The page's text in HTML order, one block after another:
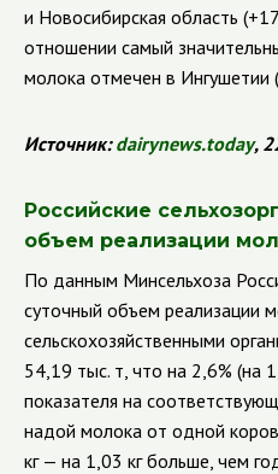
и Новосибирская область
отношении самый
молока отмечен в Ингушетии
Источник:dairynews.today,
Российские
объем реализации
По данным Минсельхоза
суточный объем реализации
сельскохозяйственными
54,19 тыс. т, что на 2,6% (на
показателя на
надой молока от одной
кг — на 1,03 кг больше, чем